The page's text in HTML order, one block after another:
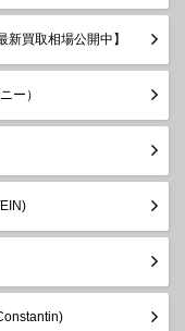
買取相場公開中】
ー）